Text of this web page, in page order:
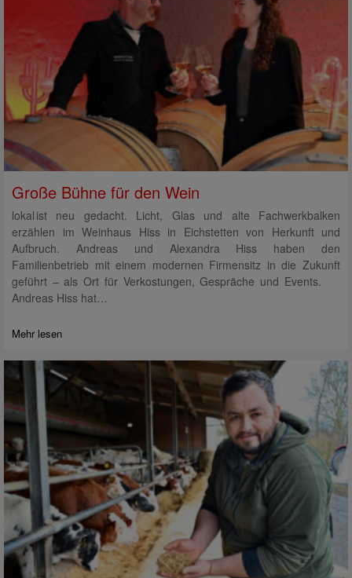
Große Bühne für den Wein
lokal ist neu gedacht. Licht, Glas und alte Fachwerkbalken
erzählen im Weinhaus Hiss in Eichstetten von Herkunft und
Aufbruch. Andreas und Alexandra Hiss haben den
Familienbetrieb mit einem modernen Firmensitz in die Zukunft
geführt – als Ort für Verkostungen, Gespräche und Events.
Andreas Hiss hat…
Mehr lesen